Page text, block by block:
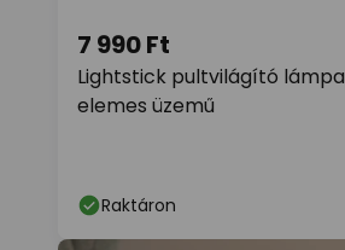
Lightstick pultvilágító lámpa
elemes üzemű
7 990 Ft
Raktáron